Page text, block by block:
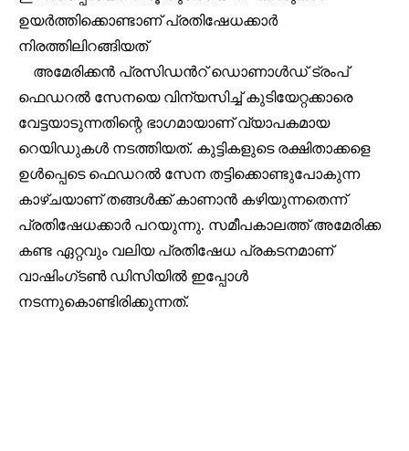
or click the subscribe button below. Don't worry, we respect
your privacy and won't spam your inbox. Your information is
safe with us.
32,111
Followers
32,214
Followers
11,243
Followers
ഉയർത്തിക്കൊണ്ടാണ് പ്രതിഷേധക്കാർ
നിരത്തിലിറങ്ങിയത്
അമേരിക്കൻ പ്രസിഡൻറ് ഡൊണാൾഡ് ട്രംപ്
ഫെഡറൽ സേനയെ വിന്യസിച്ച് കുടിയേറ്റക്കാരെ
വേട്ടയാടുന്നതിന്റെ ഭാഗമായാണ് വ്യാപകമായ
റെയിഡുകൾ നടത്തിയത്. കുട്ടികളുടെ രക്ഷിതാക്കളെ
ഉൾപ്പെടെ ഫെഡറൽ സേന തട്ടിക്കൊണ്ടുപോകുന്ന
കാഴ്ചയാണ് തങ്ങൾക്ക് കാണാൻ കഴിയുന്നതെന്ന്
പ്രതിഷേധക്കാർ പറയുന്നു. സമീപകാലത്ത് അമേരിക്ക
കണ്ട ഏറ്റവും വലിയ പ്രതിഷേധ പ്രകടനമാണ്
വാഷിംഗ്ടൺ ഡിസിയിൽ ഇപ്പോൾ
നടന്നുകൊണ്ടിരിക്കുന്നത്.